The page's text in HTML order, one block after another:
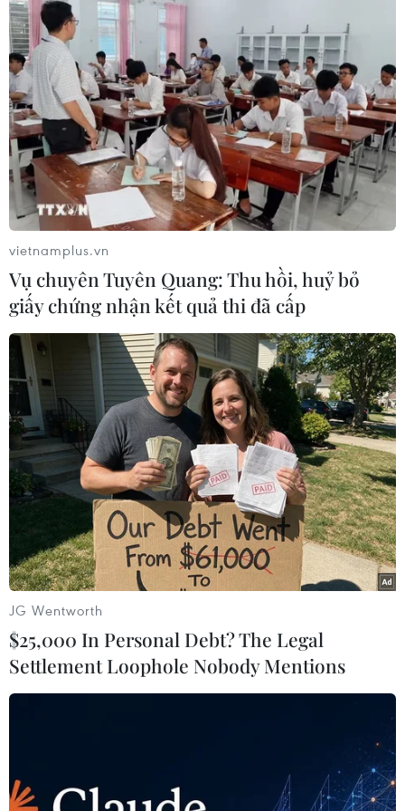
TIN CÙNG CHUYÊN MỤC
06/08/2026 23:15
vietnamplus.vn
Vụ chuyên Tuyên Quang: Thu hồi, huỷ bỏ
giấy chứng nhận kết quả thi đã cấp
JG Wentworth
$25,000 In Personal Debt? The Legal
Settlement Loophole Nobody Mentions